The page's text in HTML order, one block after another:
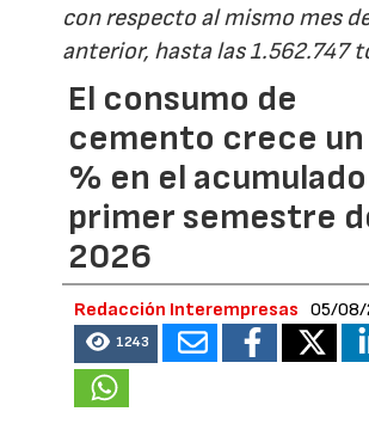
con respecto al mismo mes
anterior, hasta las 1.562.747
El consumo de
cemento crece un
% en el
primer semestre
2026
Redacción Interempresas 05/08/
1243